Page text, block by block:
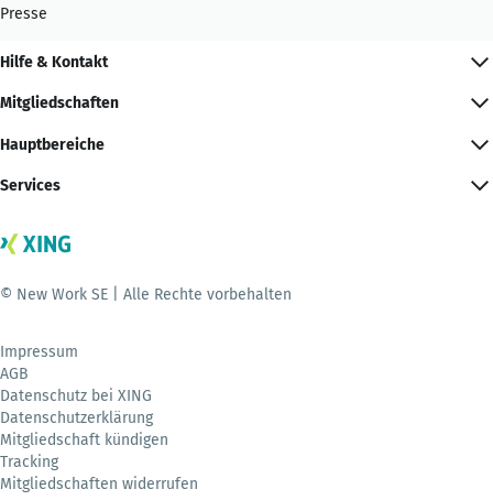
Presse
Hilfe & Kontakt
Mitgliedschaften
Hauptbereiche
Services
© New Work SE | Alle Rechte vorbehalten
Impressum
AGB
Datenschutz bei XING
Datenschutzerklärung
Mitgliedschaft kündigen
Tracking
Mitgliedschaften widerrufen